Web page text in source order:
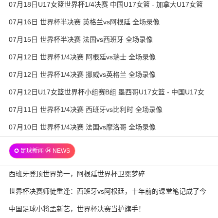
07月18日U17女篮世界杯1/4决赛 中国U17女篮 - 加拿大U17女篮
录像
07月16日 世界杯半决赛 英格兰vs阿根廷 全场录像
07月15日 世界杯半决赛 法国vs西班牙 全场录像
07月12日 世界杯1/4决赛 阿根廷vs瑞士 全场录像
07月12日 世界杯1/4决赛 挪威vs英格兰 全场录像
07月12日U17女篮世界杯小组赛B组 墨西哥U17女篮 - 中国U17女
篮 全场录像
07月11日 世界杯1/4决赛 西班牙vs比利时 全场录像
07月10日 世界杯1/4决赛 法国vs摩洛哥 全场录像
✪ 足球新闻 ㉔ NEWS
西班牙登顶世界第一，阿根廷世界杯卫冕梦碎
世界杯决赛师徒重逢：西班牙vs阿根廷，十年前的课堂笔记成了今
天的战术板
中国足球小将孟新艺，世界杯决赛当护旗手！